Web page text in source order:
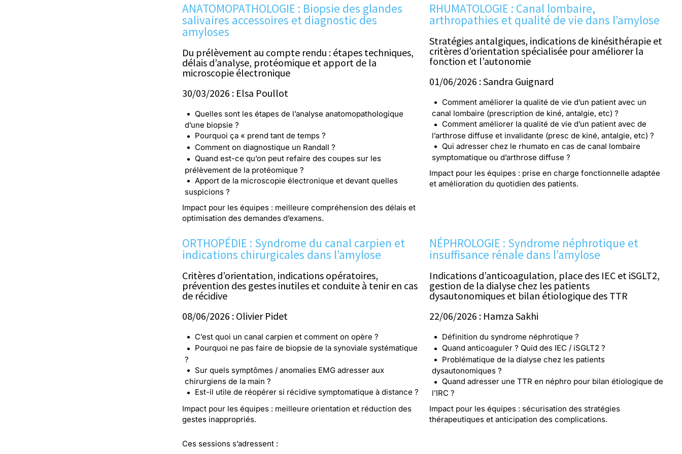
ANATOMOPATHOLOGIE : Biopsie des glandes
salivaires accessoires et diagnostic des
amyloses
Du prélèvement au compte rendu : étapes techniques,
délais d’analyse, protéomique et apport de la
microscopie électronique
30/03/2026 : Elsa Poullot
Quelles sont les étapes de l’analyse anatomopathologique
d’une biopsie ?
Pourquoi ça « prend tant de temps ?
Comment on diagnostique un Randall ?
Quand est-ce qu’on peut refaire des coupes sur les
prélèvement de la protéomique ?
Apport de la microscopie électronique et devant quelles
suspicions ?
Impact pour les équipes : meilleure compréhension des délais et
optimisation des demandes d’examens.
RHUMATOLOGIE : Canal lombaire,
arthropathies et qualité de vie dans l’amylose
Stratégies antalgiques, indications de kinésithérapie et
critères d’orientation spécialisée pour améliorer la
fonction et l’autonomie
01/06/2026 : Sandra Guignard
Comment améliorer la qualité de vie d’un patient avec un
canal lombaire (prescription de kiné, antalgie, etc) ?
Comment améliorer la qualité de vie d’un patient avec de
l’arthrose diffuse et invalidante (presc de kiné, antalgie, etc) ?
Qui adresser chez le rhumato en cas de canal lombaire
symptomatique ou d’arthrose diffuse ?
Impact pour les équipes : prise en charge fonctionnelle adaptée
et amélioration du quotidien des patients.
ORTHOPÉDIE : Syndrome du canal carpien et
indications chirurgicales dans l’amylose
Critères d’orientation, indications opératoires,
prévention des gestes inutiles et conduite à tenir en cas
de récidive
08/06/2026 : Olivier Pidet
C’est quoi un canal carpien et comment on opère ?
Pourquoi ne pas faire de biopsie de la synoviale systématique
?
Sur quels symptômes / anomalies EMG adresser aux
chirurgiens de la main ?
Est-il utile de réopérer si récidive symptomatique à distance ?
Impact pour les équipes : meilleure orientation et réduction des
gestes inappropriés.
NÉPHROLOGIE : Syndrome néphrotique et
insuffisance rénale dans l’amylose
Indications d’anticoagulation, place des IEC et iSGLT2,
gestion de la dialyse chez les patients
dysautonomiques et bilan étiologique des TTR
22/06/2026 : Hamza Sakhi
Définition du syndrome néphrotique ?
Quand anticoaguler ? Quid des IEC / iSGLT2 ?
Problématique de la dialyse chez les patients
dysautonomiques ?
Quand adresser une TTR en néphro pour bilan étiologique de
l’IRC ?
Impact pour les équipes : sécurisation des stratégies
thérapeutiques et anticipation des complications.
Ces sessions s’adressent :